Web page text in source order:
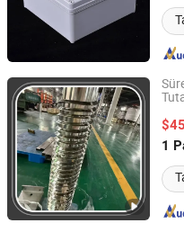
1
Shandong Eagle Pharma
Shandong, China